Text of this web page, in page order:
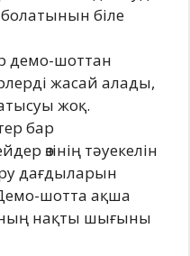
біле
демо-шоттан
жасай алады,
жоқ.
бар
өзінің тәуекелін
дағдыларын
шотта ақша
нақты шығыны